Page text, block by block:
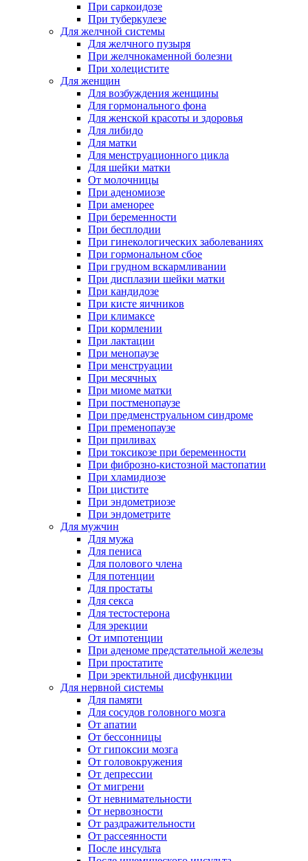
При саркоидозе
При туберкулезе
Для желчной системы
Для желчного пузыря
При желчнокаменной болезни
При холецистите
Для женщин
Для возбуждения женщины
Для гормонального фона
Для женской красоты и здоровья
Для либидо
Для матки
Для менструационного цикла
Для шейки матки
От молочницы
При аденомиозе
При аменорее
При беременности
При бесплодии
При гинекологических заболеваниях
При гормональном сбое
При грудном вскармливании
При дисплазии шейки матки
При кандидозе
При кисте яичников
При климаксе
При кормлении
При лактации
При менопаузе
При менструации
При месячных
При миоме матки
При постменопаузе
При предменструальном синдроме
При пременопаузе
При приливах
При токсикозе при беременности
При фиброзно-кистозной мастопатии
При хламидиозе
При цистите
При эндометриозе
При эндометрите
Для мужчин
Для мужа
Для пениса
Для полового члена
Для потенции
Для простаты
Для секса
Для тестостерона
Для эрекции
От импотенции
При аденоме предстательной железы
При простатите
При эректильной дисфункции
Для нервной системы
Для памяти
Для сосудов головного мозга
От апатии
От бессонницы
От гипоксии мозга
От головокружения
От депрессии
От мигрени
От невнимательности
От нервозности
От раздражительности
От рассеянности
После инсульта